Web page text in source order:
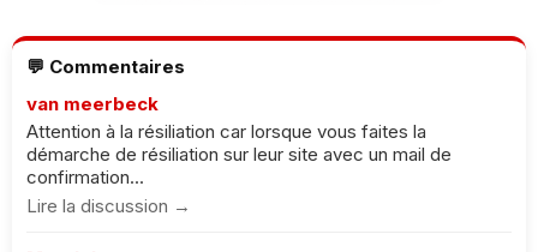
💬 Commentaires
van meerbeck
Attention à la résiliation car lorsque vous faites la
démarche de résiliation sur leur site avec un mail de
confirmation...
Lire la discussion →